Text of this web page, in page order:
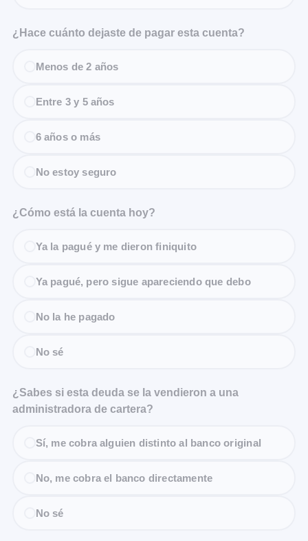
¿Hace cuánto dejaste de pagar esta cuenta?
Menos de 2 años
Entre 3 y 5 años
6 años o más
No estoy seguro
¿Cómo está la cuenta hoy?
Ya la pagué y me dieron finiquito
Ya pagué, pero sigue apareciendo que debo
No la he pagado
No sé
¿Sabes si esta deuda se la vendieron a una
administradora de cartera?
Sí, me cobra alguien distinto al banco original
No, me cobra el banco directamente
No sé